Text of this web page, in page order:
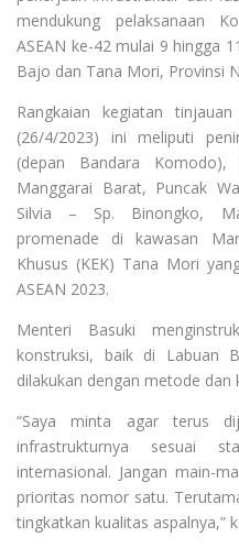
mendukung pelaksanaan
ASEAN ke-42 mulai 9 hingga
Bajo dan Tana Mori, Provinsi
Rangkaian kegiatan
(26/4/2023) ini meliputi
(depan Bandara
Manggarai Barat, Puncak
Silvia – Sp. Binongko,
promenade di kawasan
Khusus (KEK) Tana Mori
ASEAN 2023.
Menteri Basuki
konstruksi, baik di Labuan
dilakukan dengan metode dan
“Saya minta agar terus
infrastrukturnya sesuai
internasional. Jangan main-
prioritas nomor satu.
tingkatkan kualitas aspalnya,”